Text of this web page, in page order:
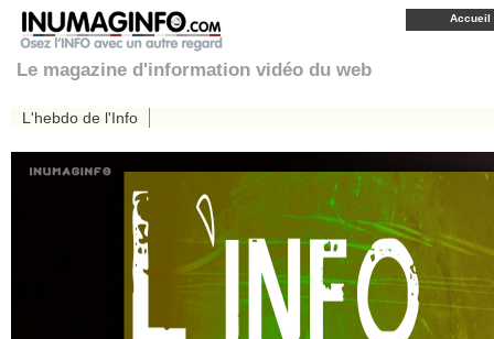
Accueil
Le magazine d'information vidéo du web
L'hebdo de l'Info